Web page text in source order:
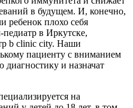
в будущем. И, конечно,
ребенок плохо себя
в Иркутске,
b clinic city. Наши
пациенту с вниманием
диагностику и назначат
на